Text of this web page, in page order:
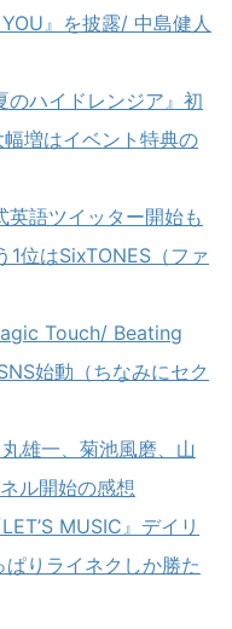
』を披露/ 中島健人
のハイドレンジア』初
増はイベント特典の
英語ツイッター開始も
位はSixTONES（ファ
Touch/ Beating
始動（ちなみにセク
雄一、菊池風磨、山
ル開始の感想
MUSIC』デイリ
りライネクしか勝た